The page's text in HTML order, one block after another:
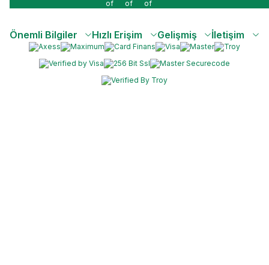
Önemli Bilgiler Hızlı Erişim Gelişmiş İletişim